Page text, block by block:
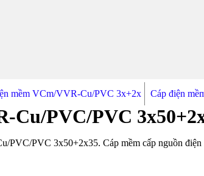
mềm VCm/VVR-Cu/PVC 3x+2x Cáp điện
Cu/PVC/PVC
PVC 3x50+2x35. Cáp mềm cấp nguồn